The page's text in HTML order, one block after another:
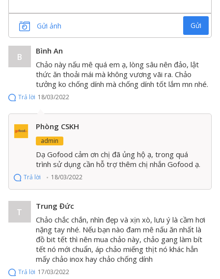
Chảo gang tròn, lòng bằng vừa tiện lợi cho chiên xào,
Thông tin sản phẩm chảo gang có
rãnh hãng Lodge
Lodge Cast Iron là thương hiệu đồ gang nổi tiếng của
Mỹ được tin dùng trên toàn thế giới hơn một trăm năm
Ưu điểm của chảo gang Lodge:
- Khả năng giữ nhiệt lâu, tỏa nhiệt đều
- Độ bền cao, hạn chế tối đa việc gãy, vỡ
- Khả năng chống dính tự nhiên, không bong tróc
- An toàn với người sử dụng, tốt cho sức khỏe.
Gửi ảnh Gửi
B
Bình An
Chảo này nấu mê quá em ạ, lòng sâu nên đảo, lật
thức ăn thoải mái mà không vương vãi ra. Chảo
tưởng ko chống dính mà chống dính tốt lắm mn nhé.
Trả lời 18/03/2022
Phòng CSKH
admin
Dạ Gofood cảm ơn chị đã ủng hộ ạ, trong quá
trình sử dụng cần hỗ trợ thêm chị nhắn Gofood ạ.
Trả lời 18/03/2022
T
Trung Đức
Chảo chắc chắn, nhìn đẹp và xịn xò, lưu ý là cầm hơi
nặng tay nhé. Nếu bạn nào đam mê nấu ăn nhất là
đồ bit tết thì nên mua chảo này, chảo gang làm bít
tết nó mới chuẩn, áp chảo miếng thịt nó khác hẳn
mấy chảo inox hay chảo chống dính
Trả lời 17/03/2022